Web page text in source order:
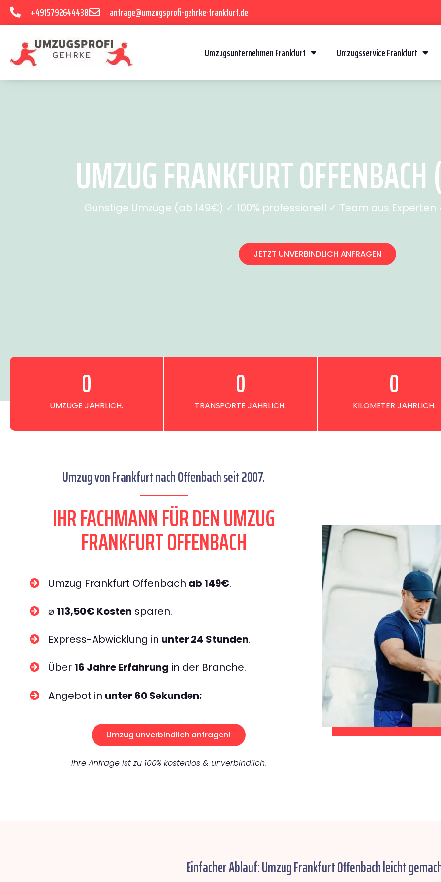
+4915792644438 anfrage@umzugsprofi-gehrke-frankfurt.de
Umzugsunternehmen Frankfurt Umzugsservice Frankfurt
UMZUG FRANKFURT
Günstige Umzüge (ab 149€) ✓ 100% professionell ✓ Team aus
JETZT UNVERBINDLICH ANFRAGEN
UMZÜGE JÄHRLICH.
0
TRANSPORTE JÄHRLICH.
0
KILOMETER JÄHRLICH.
0
Umzug von Frankfurt nach Offenbach seit 2007.
IHR FACHMANN FÜR DEN UMZUG
FRANKFURT OFFENBACH
Umzug Frankfurt Offenbach ab 149€.
⌀ 113,50€ Kosten sparen.
Express-Abwicklung in unter 24 Stunden.
Über 16 Jahre Erfahrung in der Branche.
Angebot in unter 60 Sekunden:
Umzug unverbindlich anfragen!
Ihre Anfrage ist zu 100% kostenlos & unverbindlich.
Einfacher Ablauf: Umzug Frankfurt Offenbach leicht